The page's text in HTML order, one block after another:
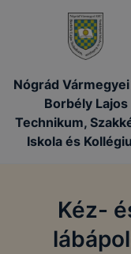
Nógrád Vármegyei
Borbély Lajos
Technikum,
Iskola és
Kéz-